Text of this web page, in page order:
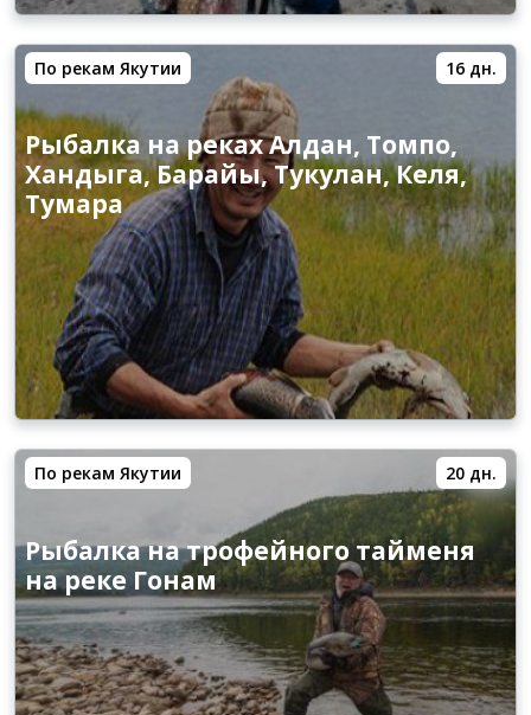
По рекам Якутии 16 дн.
Рыбалка на реках Алдан, Томпо,
Хандыга, Барайы, Тукулан, Келя,
Тумара
По рекам Якутии 20 дн.
Рыбалка на трофейного тайменя
на реке Гонам